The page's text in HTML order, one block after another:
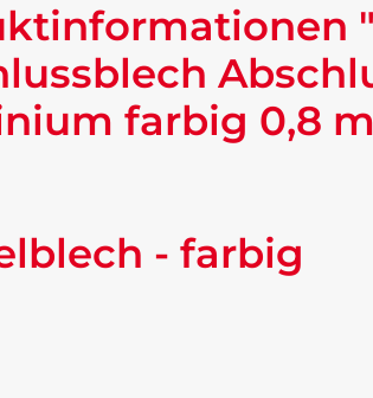
farbig 0,8
- farbig